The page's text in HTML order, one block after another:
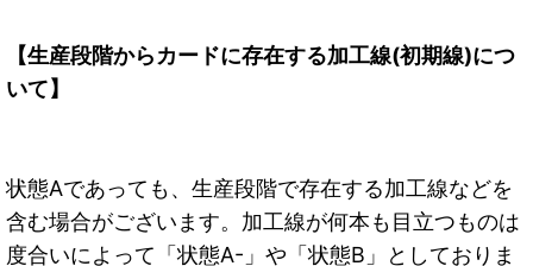
【生産段階からカードに存在する加工線(初期線)につ
いて】
状態Aであっても、生産段階で存在する加工線などを
含む場合がございます。加工線が何本も目立つものは
度合いによって「状態A-」や「状態B」としておりま